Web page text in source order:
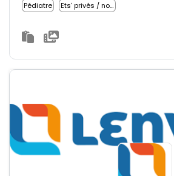
Pédiatre Ets' privés / non lucratifs